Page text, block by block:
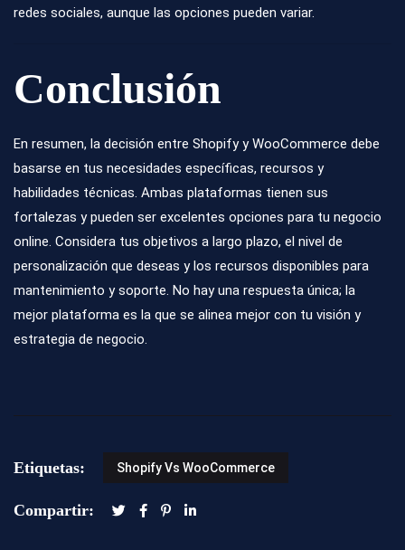
redes sociales, aunque las opciones pueden variar.
Conclusión
En resumen, la decisión entre Shopify y WooCommerce debe
basarse en tus necesidades específicas, recursos y
habilidades técnicas. Ambas plataformas tienen sus
fortalezas y pueden ser excelentes opciones para tu negocio
online. Considera tus objetivos a largo plazo, el nivel de
personalización que deseas y los recursos disponibles para
mantenimiento y soporte. No hay una respuesta única; la
mejor plataforma es la que se alinea mejor con tu visión y
estrategia de negocio.
Etiquetas: Shopify Vs WooCommerce
Compartir: